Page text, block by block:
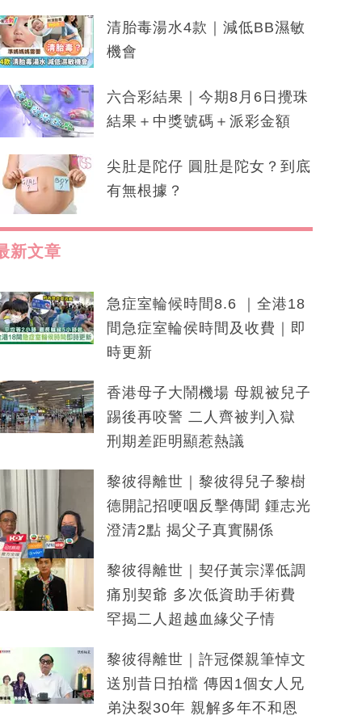
清胎毒湯水4款｜減低BB濕敏
機會
六合彩結果｜今期8月6日攪珠
結果＋中獎號碼＋派彩金額
尖肚是陀仔 圓肚是陀女？到底
有無根據？
新文章
急症室輪候時間8.6 ｜全港18
間急症室輪侯時間及收費｜即
時更新
香港母子大鬧機場 母親被兒子
踢後再咬警 二人齊被判入獄
刑期差距明顯惹熱議
黎彼得離世｜黎彼得兒子黎樹
德開記招哽咽反擊傳聞 鍾志光
澄清2點 揭父子真實關係
黎彼得離世｜契仔黃宗澤低調
痛別契爺 多次低資助手術費
罕揭二人超越血緣父子情
黎彼得離世｜許冠傑親筆悼文
送別昔日拍檔 傳因1個女人兄
弟決裂30年 親解多年不和恩